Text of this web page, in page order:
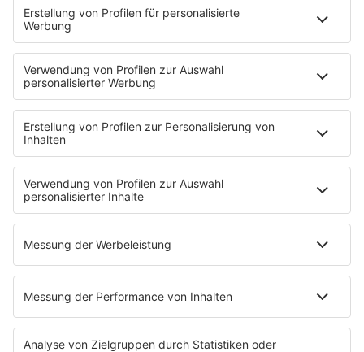
Hells Bells
Musikwunsch
AKTIONEN
Backstagebereich
King of BOB
Beichtstuhl
Neuerscheinung
Newcomer
Konzertkalender
Festivals
Wacken Open Air